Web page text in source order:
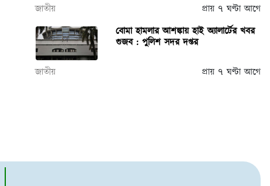
জাতীয়
প্রায় ৭ ঘণ্টা আগে
বোমা হামলার আশঙ্কায় হাই অ্যালার্টের খবর
গুজব : পুলিশ সদর দপ্তর
জাতীয় প্রায় ৭ ঘণ্টা আগে